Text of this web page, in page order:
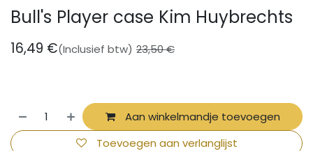
Bull's Player case Kim Huybrechts
16,49 €(Inclusief btw) 23,50€
Aan winkelmandje toevoegen
Toevoegen aan verlanglijst